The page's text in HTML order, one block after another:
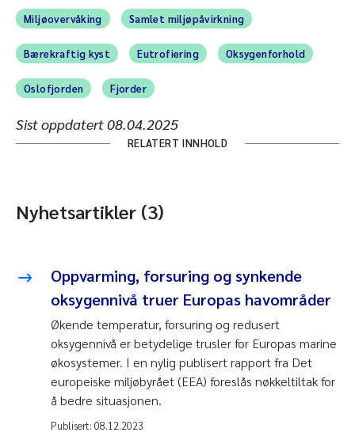
Miljøovervåking
Samlet miljøpåvirkning
Bærekraftig kyst Eutrofiering Oksygenforhold
Oslofjorden Fjorder
Sist oppdatert08.04.2025
RELATERT INNHOLD
Nyhetsartikler (3)
Oppvarming, forsuring og synkende
oksygennivå truer Europas havområder
Økende temperatur, forsuring og redusert
oksygennivå er betydelige trusler for Europas marine
økosystemer. I en nylig publisert rapport fra Det
europeiske miljøbyrået (EEA) foreslås nøkkeltiltak for
å bedre situasjonen.
Publisert: 08.12.2023